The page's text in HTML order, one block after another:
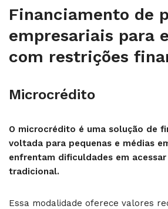
Financiamento de
empresariais para
com restrições
Microcrédito
O microcrédito é uma solução de
voltada para pequenas e médias
enfrentam dificuldades em
tradicional.
Essa modalidade oferece valores